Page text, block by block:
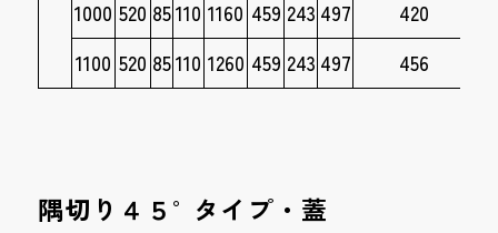
1000 520 85110 1160 459 243 497
420
1100 520 85110 1260 459 243 497 456
隅切り４５°タイプ・蓋